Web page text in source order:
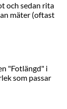
och sedan rita
mäter (oftast
"Fotlängd" i
som passar